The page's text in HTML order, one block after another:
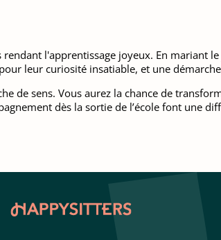
l'apprentissage joyeux. En mariant
leur curiosité insatiable, et une
de sens. Vous aurez la chance de
dès la sortie de l’école font une